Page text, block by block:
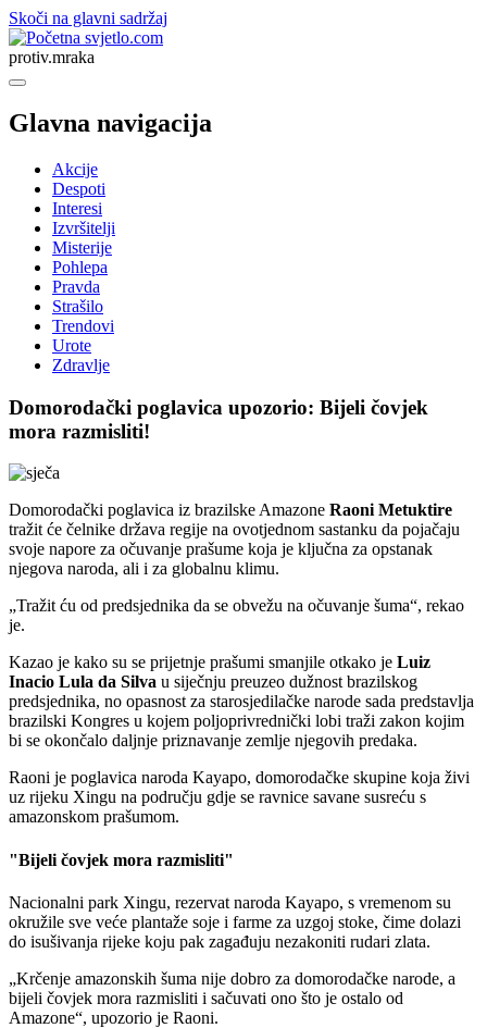
Skoči na glavni sadržaj
svjetlo.com
protiv.mraka
Glavna navigacija
Akcije
Despoti
Interesi
Izvršitelji
Misterije
Pohlepa
Pravda
Strašilo
Trendovi
Urote
Zdravlje
Domorodački poglavica upozorio: Bijeli čovjek
mora razmisliti!
Domorodački poglavica iz brazilske Amazone Raoni Metuktire
tražit će čelnike država regije na ovotjednom sastanku da pojačaju
svoje napore za očuvanje prašume koja je ključna za opstanak
njegova naroda, ali i za globalnu klimu.
Tražit ću od predsjednika da se obvežu na očuvanje šuma , rekao
je.
Kazao je kako su se prijetnje prašumi smanjile otkako je Luiz
Inacio Lula da Silva u siječnju preuzeo dužnost brazilskog
predsjednika, no opasnost za starosjedilačke narode sada predstavlja
brazilski Kongres u kojem poljoprivrednički lobi traži zakon kojim
bi se okončalo daljnje priznavanje zemlje njegovih predaka.
Raoni je poglavica naroda Kayapo, domorodačke skupine koja živi
uz rijeku Xingu na području gdje se ravnice savane susreću s
amazonskom prašumom.
"Bijeli čovjek mora razmisliti"
Nacionalni park Xingu, rezervat naroda Kayapo, s vremenom su
okružile sve veće plantaže soje i farme za uzgoj stoke, čime dolazi
do isušivanja rijeke koju pak zagađuju nezakoniti rudari zlata.
Krčenje amazonskih šuma nije dobro za domorodačke narode, a
bijeli čovjek mora razmisliti i sačuvati ono što je ostalo od
Amazone , upozorio je Raoni.